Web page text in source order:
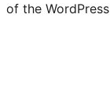
of the